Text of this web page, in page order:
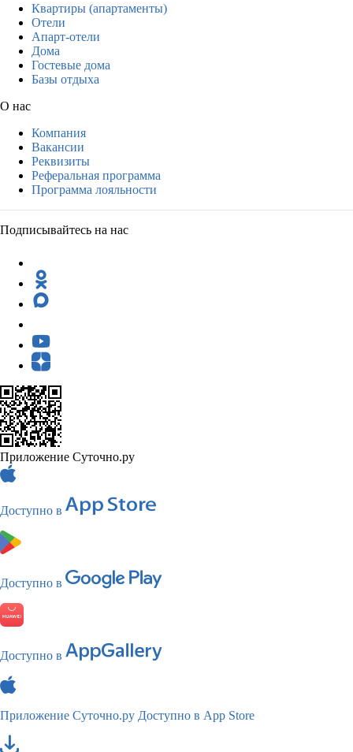
Квартиры (апартаменты)
Отели
Апарт-отели
Дома
Гостевые дома
Базы отдыха
О нас
Компания
Вакансии
Реквизиты
Реферальная программа
Программа лояльности
Подписывайтесь на нас
Приложение Суточно.ру
Доступно в
Доступно в
Доступно в
Приложение Суточно.ру Доступно в App Store